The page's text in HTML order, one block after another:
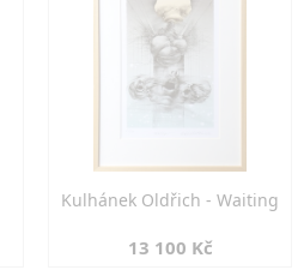
Kulhánek Oldřich - Waiting
13 100 Kč